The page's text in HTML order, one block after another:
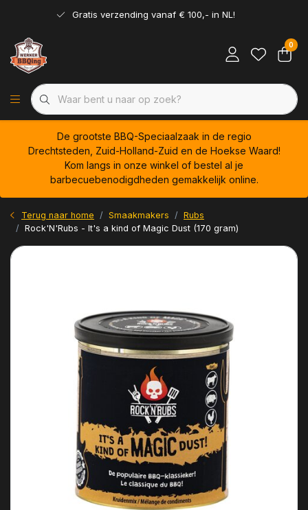
Gratis verzending vanaf € 100,- in NL!
0
De grootste BBQ-Speciaalzaak in de regio
Drechtsteden, Zuid-Holland-Zuid en de Hoekse Waard!
Kom langs in onze winkel of bestel al je
barbecuebenodigdheden gemakkelijk online.
Terug naar home Smaakmakers
Rubs
Rock'N'Rubs - It's a kind of Magic Dust (170 gram)